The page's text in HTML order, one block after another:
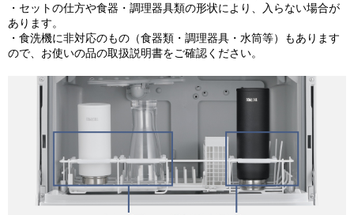
・セットの仕方や食器・調理器具類の形状により、入らない場合が
あります。​
・食洗機に非対応のもの（食器類・調理器具・水筒等）もあります
ので、お使いの品の取扱説明書をご確認ください。​